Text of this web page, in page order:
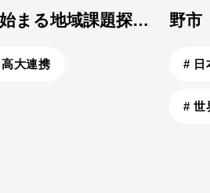
まる地域課題探究
大連携
野市
# 日
# 世